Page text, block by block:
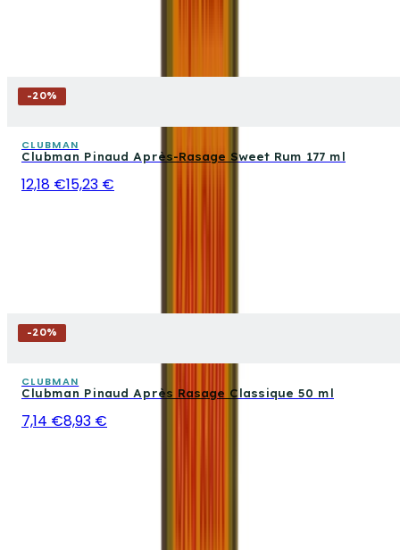
-20%
CLUBMAN
Clubman Pinaud Après-Rasage Sweet Rum 177 ml
12,18 €15,23 €
-20%
CLUBMAN
Clubman Pinaud Après Rasage Classique 50 ml
7,14 €8,93 €